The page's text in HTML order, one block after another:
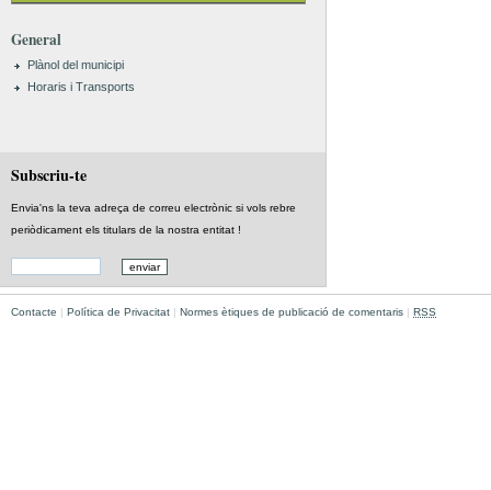
General
Plànol del municipi
Horaris i Transports
Subscriu-te
Envia'ns la teva adreça de correu electrònic si vols rebre
periòdicament els titulars de la nostra entitat !
Contacte | Política de Privacitat | Normes ètiques de publicació de comentaris | RSS